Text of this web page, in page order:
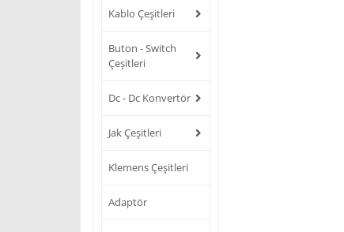
Kablo Çeşitleri
Buton - Switch
Çeşitleri
Dc - Dc Konvertör
Jak Çeşitleri
Klemens Çeşitleri
Adaptör